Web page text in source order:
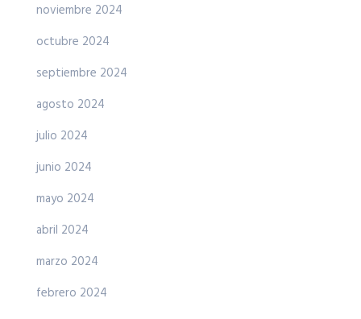
noviembre 2024
octubre 2024
septiembre 2024
agosto 2024
julio 2024
junio 2024
mayo 2024
abril 2024
marzo 2024
febrero 2024